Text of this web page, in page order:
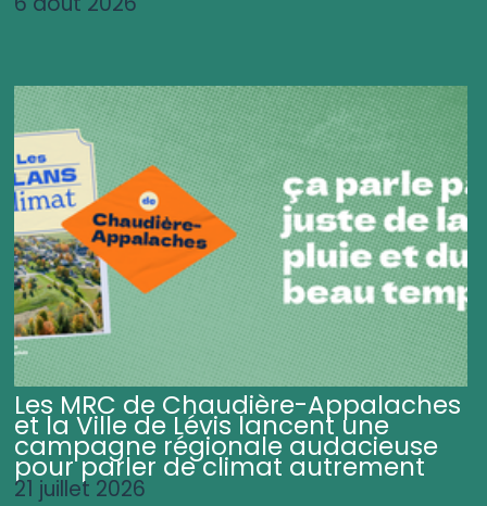
Les MRC de Chaudière-Appalaches
et la Ville de Lévis lancent une
campagne régionale audacieuse
pour parler de climat autrement
21 juillet 2026